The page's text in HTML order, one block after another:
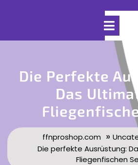
Open
Die Perfekte
Das
ffnproshop.com »
Die perfekte Ausrüstung:
Fliegenfischen